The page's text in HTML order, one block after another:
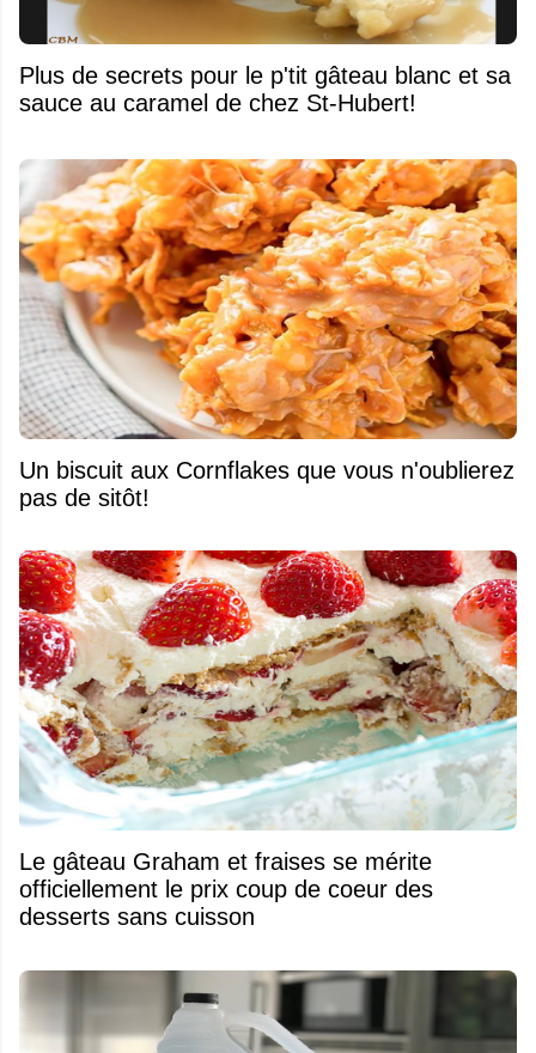
Plus de secrets pour le p'tit gâteau blanc et sa
sauce au caramel de chez St-Hubert!
Un biscuit aux Cornflakes que vous n'oublierez
pas de sitôt!
Le gâteau Graham et fraises se mérite
officiellement le prix coup de coeur des
desserts sans cuisson